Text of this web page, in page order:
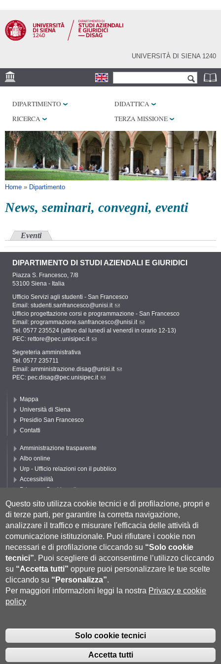
contenuto
principale
UNIVERSITÀ DI SIENA 1240
Form di ricerca
LABORATORI
BIBLIOTECHE
SERVIZI
SEM
DIPARTIMENTO
DIDATTICA
RICERCA
TERZA MISSIONE
Tu sei qui
Home » Dipartimento
News, seminari, convegni, eventi
Eventi
DIPARTIMENTO DI STUDI AZIENDALI E GIURIDICI
Piazza S. Francesco, 7/8
53100 Siena - Italia
Ufficio Servizi agli studenti - San Francesco
Email: studenti.sanfrancesco@unisi.it
Ufficio progettazione corsi e programmazione - San Francesco
Email: programmazione.sanfrancesco@unisi.it
Tel. 0577 235524 (attivo dal lunedì al venerdì in orario 12-13)
PEC: rettore@pec.unisipec.it
Segreteria amministrativa
Tel. 0577 235711
Email: amministrazione.disag@unisi.it
PEC: pec.disag@pec.unisipec.it
Mappa
Università di Siena
Presidio San Francesco
Contatti
Amministrazione trasparente
Albo online
Urp - Ufficio relazioni con il pubblico
Accessibilità
Privacy e Cookie policy
Cookie settings
Segui UNISI
P.IVA 00273530527 | C.F. 80002070524 |Coordinate bancarie|Caselle
Pec: Posta Elettronica Certificata|Fatturazione Elettronica
- URP - Ufficio Relazioni con il Pubblico Tel.
Questo sito utilizza cookie tecnici e di profilazione, propri e
di terze parti, per garantire la corretta navigazione,
analizzare il traffico e misurare l'efficacia delle attività di
comunicazione istituzionale. Puoi rifiutare i cookie non
necessari e di profilazione cliccando su “Solo cookie
tecnici”. Puoi scegliere di acconsentirne l’utilizzo cliccando
su “Accetta tutti” oppure puoi personalizzare le tue scelte
cliccando su “Personalizza”.
Per maggiori informazioni leggi la nostra Privacy e cookie
policy
Solo cookie tecnici
Accetta tutti